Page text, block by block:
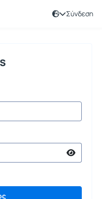
Σύνδεση